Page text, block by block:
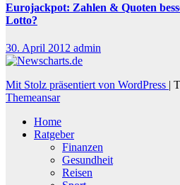
Eurojackpot: Zahlen & Quoten
Lotto?
30. April 2012 admin
Mit Stolz präsentiert von WordPress |
Themeansar
Home
Ratgeber
Finanzen
Gesundheit
Reisen